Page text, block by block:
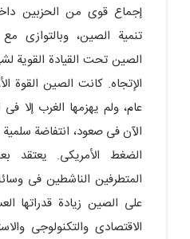
إجماع قوی من الحزبین
تنمیة الصین، وبالتوازی
الصین تحت القیادة القویة
عام، ولم یهزمها الغرب إلا
الآن فی صعود، انتفاضة
الضغط الأمریکی. یعتقد
المتطرفین الناشطین فی
على الصین زیادة قدراتها
الاقتصادی والتکنولوجی